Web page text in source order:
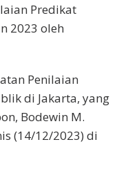
Predikat
2023 oleh
Penilaian
di Jakarta, yang
Bodewin M.
(14/12/2023) di